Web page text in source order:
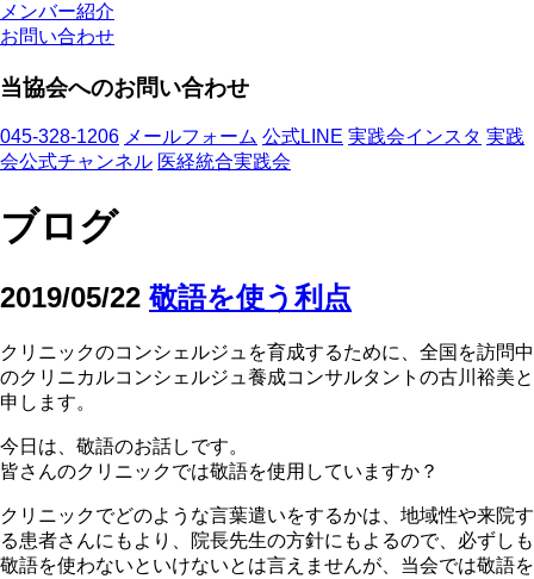
メンバー紹介
お問い合わせ
当協会へのお問い合わせ
045-328-1206 メールフォーム 公式LINE 実践会インスタ 実践
会公式チャンネル 医経統合実践会
ブログ
2019/05/22 敬語を使う利点
クリニックのコンシェルジュを育成するために、全国を訪問中
のクリニカルコンシェルジュ養成コンサルタントの古川裕美と
申します。
今日は、敬語のお話しです。
皆さんのクリニックでは敬語を使用していますか？
クリニックでどのような言葉遣いをするかは、地域性や来院す
る患者さんにもより、院長先生の方針にもよるので、必ずしも
敬語を使わないといけないとは言えませんが、当会では敬語を